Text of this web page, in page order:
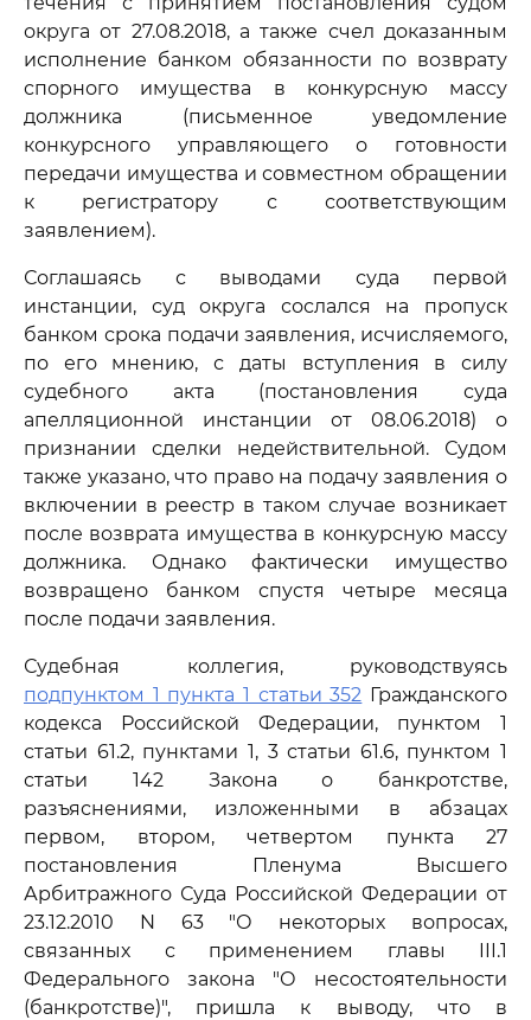
округа от 27.08.2018, а также счел доказанным
исполнение банком обязанности по возврату
спорного имущества в конкурсную массу
должника (письменное уведомление
конкурсного управляющего о готовности
передачи имущества и совместном обращении
к регистратору с соответствующим
заявлением).
Соглашаясь с выводами суда первой
инстанции, суд округа сослался на пропуск
банком срока подачи заявления, исчисляемого,
по его мнению, с даты вступления в силу
судебного акта (постановления суда
апелляционной инстанции от 08.06.2018) о
признании сделки недействительной. Судом
также указано, что право на подачу заявления о
включении в реестр в таком случае возникает
после возврата имущества в конкурсную массу
должника. Однако фактически имущество
возвращено банком спустя четыре месяца
после подачи заявления.
Судебная коллегия, руководствуясь
подпунктом 1 пункта 1 статьи 352 Гражданского
кодекса Российской Федерации, пунктом 1
статьи 61.2, пунктами 1, 3 статьи 61.6, пунктом 1
статьи 142 Закона о банкротстве,
разъяснениями, изложенными в абзацах
первом, втором, четвертом пункта 27
постановления Пленума Высшего
Арбитражного Суда Российской Федерации от
23.12.2010 N 63 "О некоторых вопросах,
связанных с применением главы III.1
Федерального закона "О несостоятельности
(банкротстве)", пришла к выводу, что в